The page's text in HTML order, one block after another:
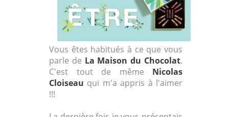
Vous êtes habitués à ce que vous
parle de La Maison du Chocolat.
C'est tout de même Nicolas
Cloiseau qui m'a appris à l'aimer
!!!